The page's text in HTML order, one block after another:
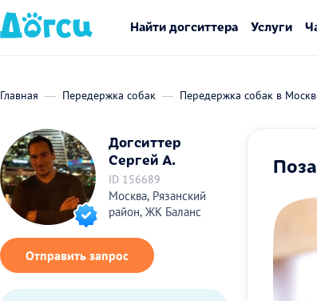
Найти догситтера Услуги
Главная Передержка собак Передержка собак в
Догситтер
Сергей А.
ID 156689
Москва, Рязанский
район, ЖК Баланс
Отправить запрос